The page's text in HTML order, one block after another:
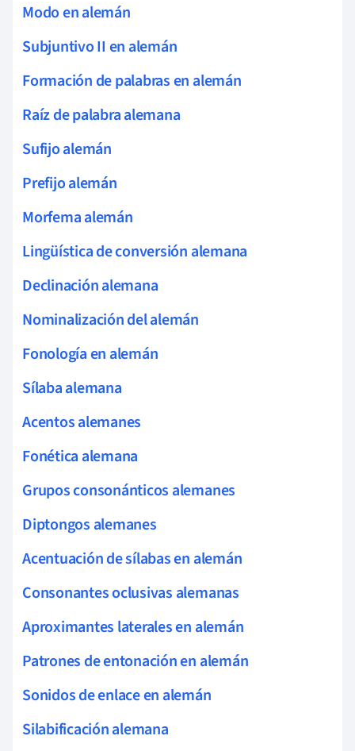
Modo en alemán
Subjuntivo II en alemán
Formación de palabras en alemán
Raíz de palabra alemana
Sufijo alemán
Prefijo alemán
Morfema alemán
Lingüística de conversión alemana
Declinación alemana
Nominalización del alemán
Fonología en alemán
Sílaba alemana
Acentos alemanes
Fonética alemana
Grupos consonánticos alemanes
Diptongos alemanes
Acentuación de sílabas en alemán
Consonantes oclusivas alemanas
Aproximantes laterales en alemán
Patrones de entonación en alemán
Sonidos de enlace en alemán
Silabificación alemana